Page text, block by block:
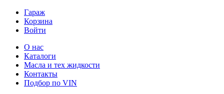
Гараж
Корзина
Войти
О нас
Каталоги
Масла и тех жидкости
Контакты
Подбор по VIN